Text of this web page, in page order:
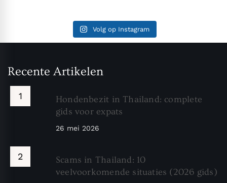
Volg op Instagram
Recente Artikelen
Hondenbezit in Thailand: complete
gids voor expats
26 mei 2026
Scams in Thailand: 10
veelvoorkomende situaties (2026 gids)